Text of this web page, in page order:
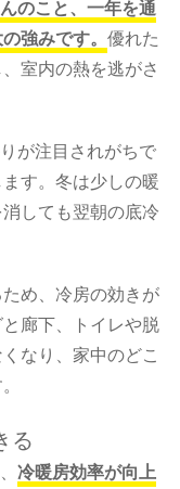
のこと、一年を通
強みです。優れた
室内の熱を逃がさ
が注目されがちで
す。冬は少しの暖
しても翌朝の底冷
め、冷房の効きが
廊下、トイレや脱
なり、家中のどこ
る
冷暖房効率が向上